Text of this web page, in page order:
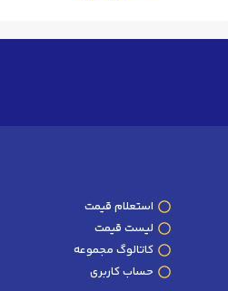
استعلام قیمت
لیست قیمت
کاتالوگ مجموعه
حساب کاربری